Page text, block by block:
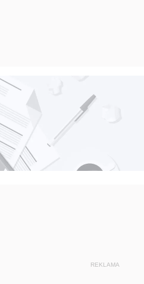
REKLAMA